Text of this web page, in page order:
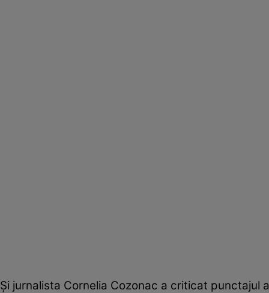
Și jurnalista Cornelia Cozonac a criticat punctajul